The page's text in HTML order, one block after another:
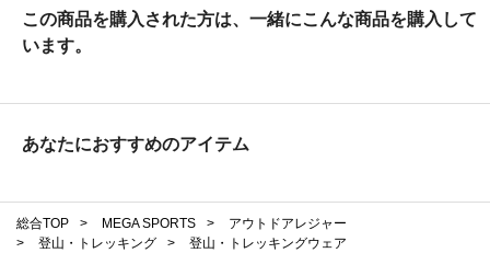
この商品を購入された方は、一緒にこんな商品を購入して
います。
あなたにおすすめのアイテム
総合TOP > MEGA SPORTS >
アウトドアレジャー
>
登山・トレッキング >
登山・トレッキングウェア